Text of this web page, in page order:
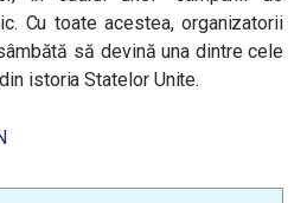
Cu toate acestea, organizatorii
să devină una dintre cele
istoria Statelor Unite.